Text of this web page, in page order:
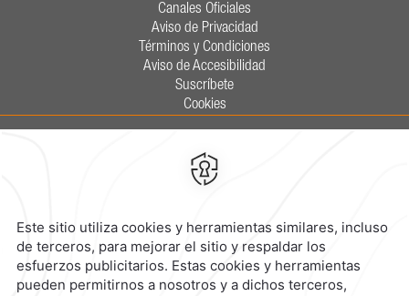
Canales Oficiales
Aviso de Privacidad
Términos y Condiciones
Aviso de Accesibilidad
Suscríbete
Cookies
Calzada General Mariano Escobedo
11590,
Reservaciones | 800 901 2300
contacto@caminoreal.com
reservaciones@caminoreal.com